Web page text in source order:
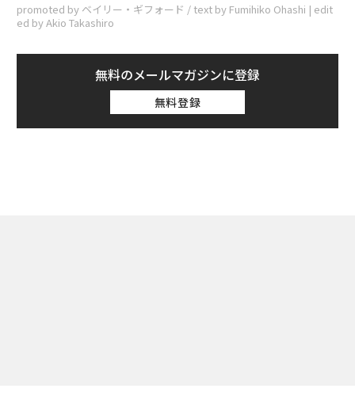
promoted by ベイリー・ギフォード / text by Fumihiko Ohashi | edit
ed by Akio Takashiro
無料のメールマガジンに登録
無料登録